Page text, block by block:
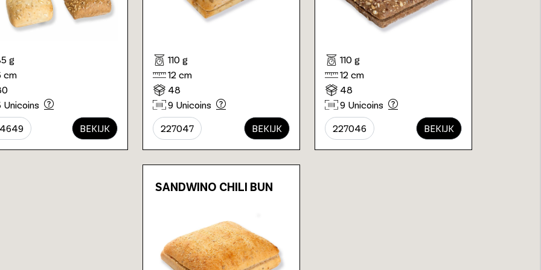
g
cm
Unicoins
BEKIJK
110 g
12 cm
48
9 Unicoins
227047 BEKIJK
110 g
12 cm
48
9 Unicoins
227046 BEKIJK
SANDWINO CHILI BUN